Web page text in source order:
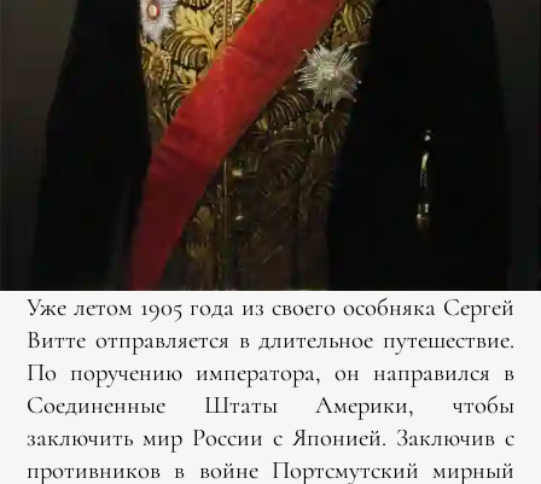
Уже летом 1905 года из своего особняка Сергей
Витте отправляется в длительное путешествие.
По поручению императора, он направился в
Соединенные Штаты Америки, чтобы
заключить мир России с Японией. Заключив с
противников в войне Портсмутский мирный